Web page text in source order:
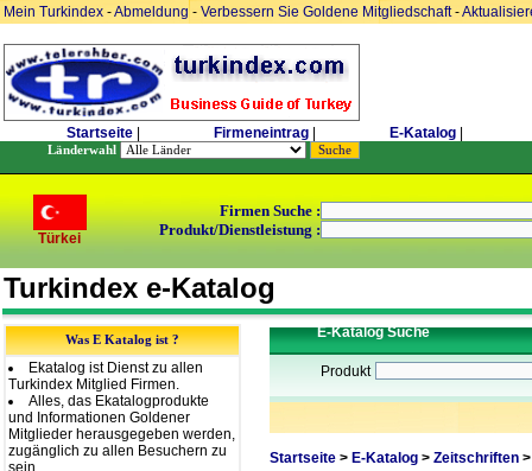
Mein Turkindex -Abmeldung- Verbessern Sie Goldene Mitgliedschaft-
Startseite Firmeneintrag E-Katalog
Länderwahl
Türkei
Firmen Suche :
Produkt/Dienstleistung :
Turkindex e-Katalog
Was E Katalog ist ?
Ekatalog ist Dienst zu allen
Turkindex Mitglied Firmen.
Alles, das Ekatalogprodukte
und Informationen Goldener
Mitglieder herausgegeben werden,
zugänglich zu allen Besuchern zu
sein
E-Katalog Suche
Produkt
Startseite > E-Katalog> Zeitschriften>